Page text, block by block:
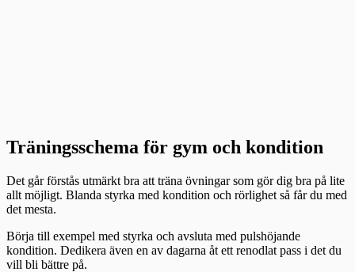
Träningsschema för gym och kondition
Det går förstås utmärkt bra att träna övningar som gör dig bra på lite
allt möjligt. Blanda styrka med kondition och rörlighet så får du med
det mesta.
Börja till exempel med styrka och avsluta med pulshöjande
kondition. Dedikera även en av dagarna åt ett renodlat pass i det du
vill bli bättre på.